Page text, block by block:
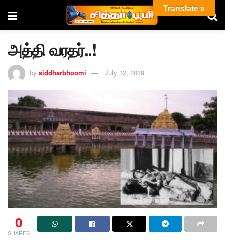
அத்தி வரதர்..!
by siddharbhoomi July 12, 2019
0
SHARES
Translate »